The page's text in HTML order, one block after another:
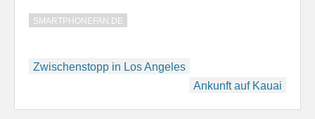
SMARTPHONEFAN.DE
Beitragsnavigation
Zwischenstopp in Los Angeles
Ankunft auf Kauai